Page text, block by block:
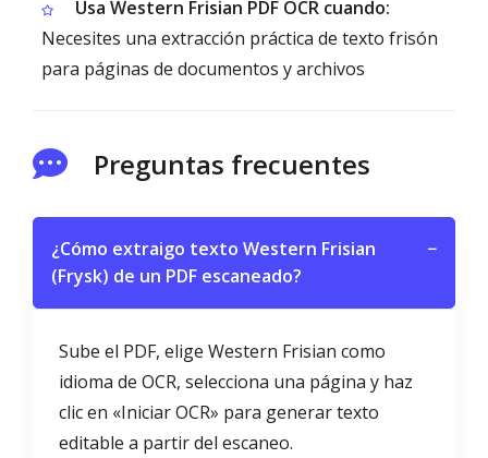
Usa Western Frisian PDF OCR cuando:
Necesites una extracción práctica de texto frisón
para páginas de documentos y archivos
Preguntas frecuentes
¿Cómo extraigo texto Western Frisian
(Frysk) de un PDF escaneado?
−
Sube el PDF, elige Western Frisian como
idioma de OCR, selecciona una página y haz
clic en «Iniciar OCR» para generar texto
editable a partir del escaneo.